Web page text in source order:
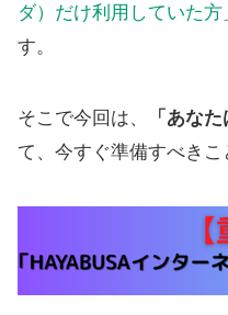
ダ）だけ利用していた方
す。
そこで今回は、 「あな
て、今すぐ準備すべきこ